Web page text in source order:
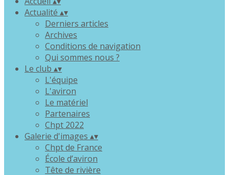
Actualité ▴▾
Derniers articles
Archives
Conditions de navigation
Qui sommes nous ?
Le club ▴▾
L'équipe
L'aviron
Le matériel
Partenaires
Chpt 2022
Galerie d'images ▴▾
Chpt de France
École d’aviron
Tête de rivière